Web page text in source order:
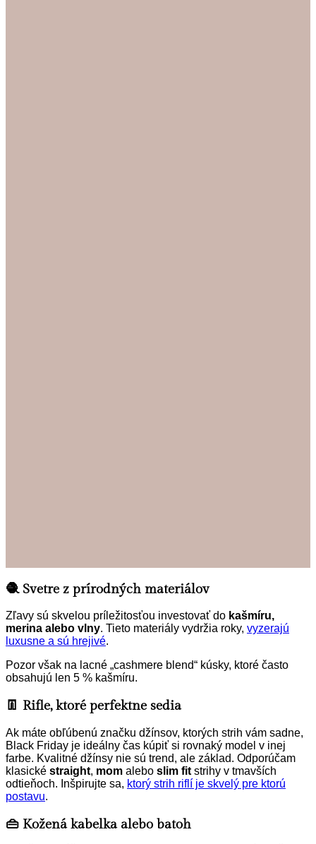
🧶 Svetre z prírodných materiálov
Zľavy sú skvelou príležitosťou investovať do kašmíru,
merina alebo vlny. Tieto materiály vydržia roky, vyzerajú
luxusne a sú hrejivé.
Pozor však na lacné „cashmere blend“ kúsky, ktoré často
obsahujú len 5 % kašmíru.
👖 Rifle, ktoré perfektne sedia
Ak máte obľúbenú značku džínsov, ktorých strih vám sadne,
Black Friday je ideálny čas kúpiť si rovnaký model v inej
farbe. Kvalitné džínsy nie sú trend, ale základ. Odporúčam
klasické straight, mom alebo slim fit strihy v tmavších
odtieňoch. Inšpirujte sa, ktorý strih riflí je skvelý pre ktorú
postavu.
👜 Kožená kabelka alebo batoh